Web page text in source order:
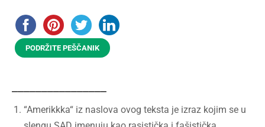
PODRŽITE PEŠČANIK
“Amerikkka“ iz naslova ovog teksta je izraz kojim se u